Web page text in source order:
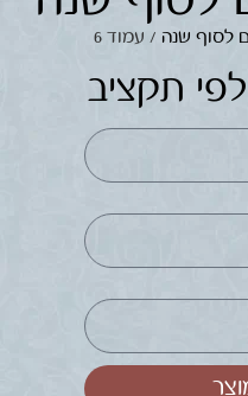
לסוף שנה / עמוד 6
תקציב